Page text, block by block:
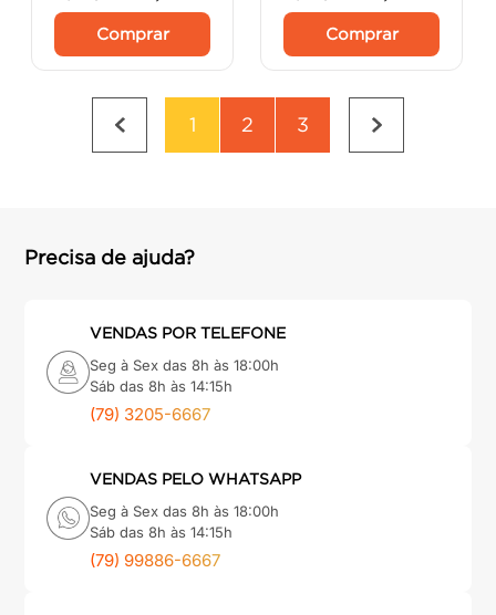
Comprar Comprar
1 2 3
Precisa de ajuda?
VENDAS POR TELEFONE
Seg à Sex das 8h às 18:00h
Sáb das 8h às 14:15h
(79) 3205-6667
VENDAS PELO WHATSAPP
Seg à Sex das 8h às 18:00h
Sáb das 8h às 14:15h
(79) 99886-6667